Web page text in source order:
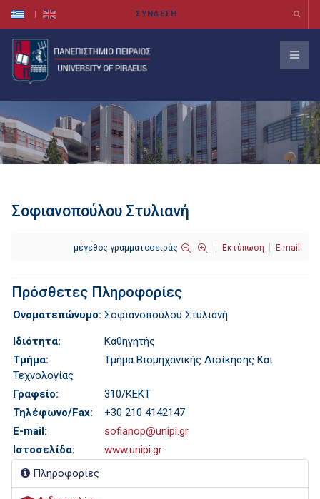
Σοφιανοπούλου Στυλιανή
μέγεθος γραμματοσειράς Εκτύπωση E-mail
Πρόσθετες Πληροφορίες
Ονοματεπώνυμο: Σοφιανοπούλου Στυλιανή
Ιδιότητα:
Καθηγητής
Τμήμα:
Τμήμα Βιομηχανικής Διοίκησης Και
Τεχνολογίας
Γραφείο:
310/ΚΕΚΤ
Τηλέφωνο/Fax:
+30 210 4142147
E-mail:
sofianop@unipi.gr
Ιστοσελίδα:
www.unipi.gr
Πληροφορίες